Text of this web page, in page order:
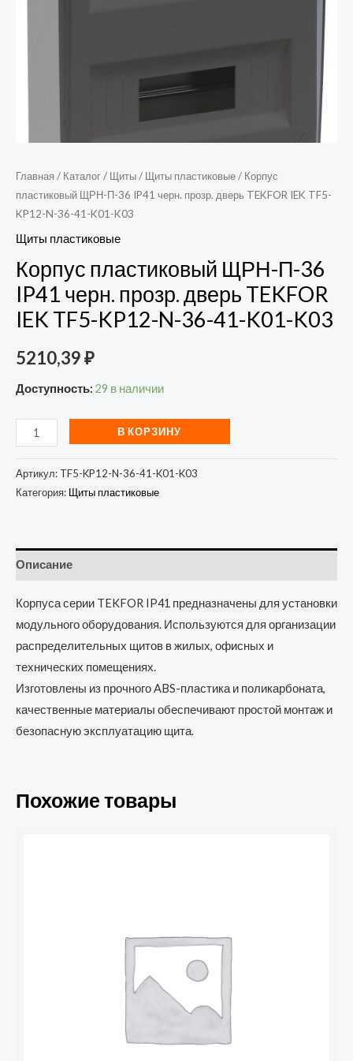
Главная / Каталог/ Щиты/ Щиты пластиковые/ Корпус
пластиковый ЩРН-П-36 IP41 черн. прозр. дверь TEKFOR IEK TF5-
KP12-N-36-41-K01-K03
Щиты пластиковые
Корпус пластиковый ЩРН-П-36
IP41 черн. прозр. дверь TEKFOR
IEK TF5-KP12-N-36-41-K01-K03
5210,39₽
Доступность: 29 в наличии
K03
В КОРЗИНУ
Артикул: TF5-KP12-N-36-41-K01-K03
Категория: Щиты пластиковые
Описание
Корпуса серии TEKFOR IP41 предназначены для установки
модульного оборудования. Используются для организации
распределительных щитов в жилых, офисных и
технических помещениях.
Изготовлены из прочного ABS-пластика и поликарбоната,
качественные материалы обеспечивают простой монтаж и
безопасную эксплуатацию щита.
Похожие товары